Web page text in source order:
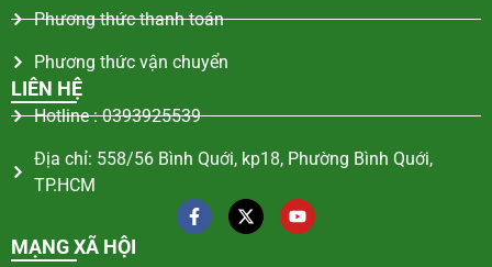
Phương thức thanh toán
Phương thức vận chuyển
LIÊN HỆ
Hotline : 0393925539
Địa chỉ: 558/56 Bình Quới, kp18, Phường Bình Quới,
TP.HCM
MẠNG XÃ HỘI